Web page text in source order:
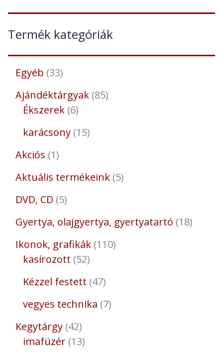
Termék kategóriák
Egyéb 33
Ajándéktárgyak 85
Ékszerek 6
karácsony 15
Akciós 1
Aktuális termékeink 5
DVD, CD 5
Gyertya, olajgyertya, gyertyatartó 18
Ikonok, grafikák 110
kasírozott 52
Kézzel festett 47
vegyes technika 7
Kegytárgy 42
imafüzér 13